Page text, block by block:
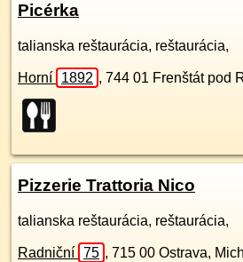
Picérka
talianska reštaurácia, reštaurácia,
Horní 1892 , 744 01 Frenštát pod
Pizzerie Trattoria Nico
talianska reštaurácia, reštaurácia,
Radniční 75 , 715 00 Ostrava,